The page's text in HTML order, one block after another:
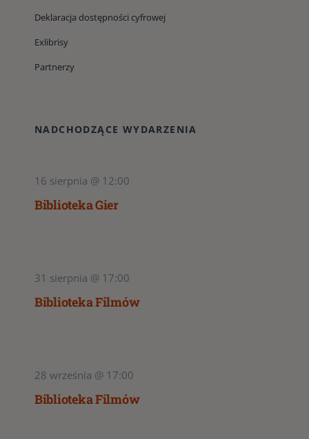
Deklaracja dostępności cyfrowej
Exlibrisy
Partnerzy
NADCHODZĄCE WYDARZENIA
16 sierpnia @ 12:00
Biblioteka Gier
31 sierpnia @ 17:00
Biblioteka Filmów
28 września @ 17:00
Biblioteka Filmów